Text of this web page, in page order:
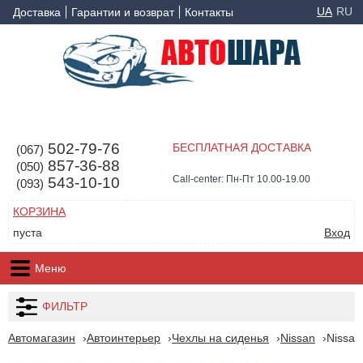
Доставка Гарантии и возврат Контакты UA RU
(067) 502-79-76
(050) 857-36-88
(093) 543-10-10
БЕСПЛАТНАЯ ДОСТАВКА
Call-center: Пн-Пт 10.00-19.00
КОРЗИНА
пуста
Вход
Меню
ФИЛЬТР
Автомагазин Автоинтерьер Чехлы на сиденья Nissan